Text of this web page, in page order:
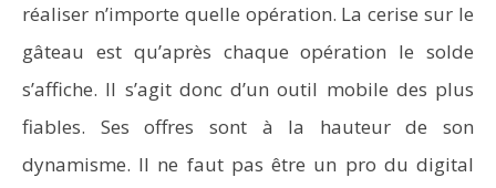
réaliser n’importe quelle opération. La cerise sur le
gâteau est qu’après chaque opération le solde
s’affiche. Il s’agit donc d’un outil mobile des plus
fiables. Ses offres sont à la hauteur de son
dynamisme. Il ne faut pas être un pro du digital